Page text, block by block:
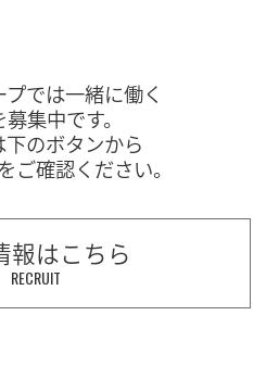
では一緒に働く
集中です。
のボタンから
ご確認ください。
報はこちら
RECRUIT